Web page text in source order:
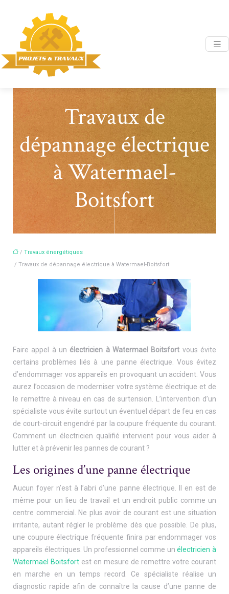
Travaux de
dépannage électrique
à Watermael-
Boitsfort
/ Travaux énergétiques
/ Travaux de dépannage électrique à Watermael-Boitsfort
Faire appel à un électricien à Watermael Boitsfort vous évite
certains problèmes liés à une panne électrique. Vous évitez
d’endommager vos appareils en provoquant un accident. Vous
aurez l’occasion de moderniser votre système électrique et de
le remettre à niveau en cas de surtension. L’intervention d’un
spécialiste vous évite surtout un éventuel départ de feu en cas
de court-circuit engendré par la coupure fréquente du courant.
Comment un électricien qualifié intervient pour vous aider à
lutter et à prévenir les pannes de courant ?
Les origines d’une panne électrique
Aucun foyer n’est à l’abri d’une panne électrique. Il en est de
même pour un lieu de travail et un endroit public comme un
centre commercial. Ne plus avoir de courant est une situation
irritante, autant régler le problème dès que possible. De plus,
une coupure électrique fréquente finira par endommager vos
appareils électriques. Un professionnel comme unélectricien à
Watermael Boitsfort est en mesure de remettre votre courant
en marche en un temps record. Ce spécialiste réalise un
diagnostic rapide afin de connaître la cause d’une panne de